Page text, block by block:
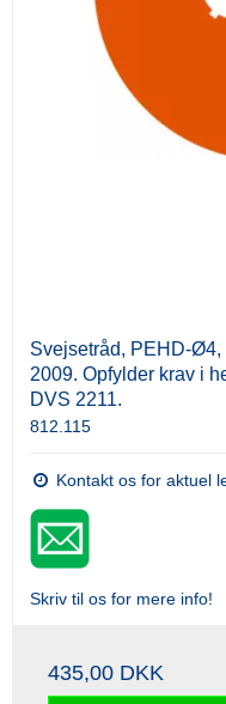
Svejsetråd, PEHD-Ø4,
2009. Opfylder krav i
DVS 2211.
812.115
Kontakt os for aktuel
Skriv til os for mere info!
435,00 DKK